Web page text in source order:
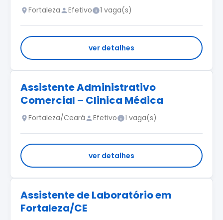
Fortaleza Efetivo 1 vaga(s)
ver detalhes
Assistente Administrativo
Comercial – Clinica Médica
Fortaleza/Ceará Efetivo 1 vaga(s)
ver detalhes
Assistente de Laboratório em
Fortaleza/CE